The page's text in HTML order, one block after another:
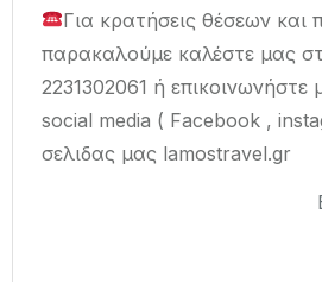
Για κρατήσεις θέσεων και
παρακαλούμε καλέστε μας
2231302061 ή επικοινωνήστε
social media ( Facebook ,
σελιδας μας lamostravel.gr